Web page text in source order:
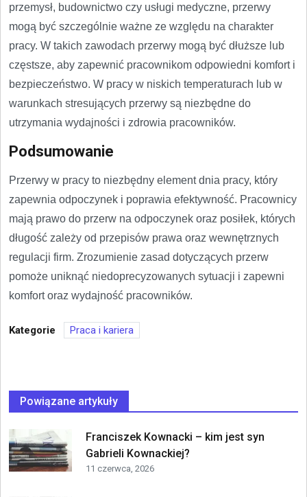
przemysł, budownictwo czy usługi medyczne, przerwy
mogą być szczególnie ważne ze względu na charakter
pracy. W takich zawodach przerwy mogą być dłuższe lub
częstsze, aby zapewnić pracownikom odpowiedni komfort i
bezpieczeństwo. W pracy w niskich temperaturach lub w
warunkach stresujących przerwy są niezbędne do
utrzymania wydajności i zdrowia pracowników.
Podsumowanie
Przerwy w pracy to niezbędny element dnia pracy, który
zapewnia odpoczynek i poprawia efektywność. Pracownicy
mają prawo do przerw na odpoczynek oraz posiłek, których
długość zależy od przepisów prawa oraz wewnętrznych
regulacji firm. Zrozumienie zasad dotyczących przerw
pomoże uniknąć niedoprecyzowanych sytuacji i zapewni
komfort oraz wydajność pracowników.
Kategorie Praca i kariera
Powiązane artykuły
Franciszek Kownacki – kim jest syn
Gabrieli Kownackiej?
11 czerwca, 2026